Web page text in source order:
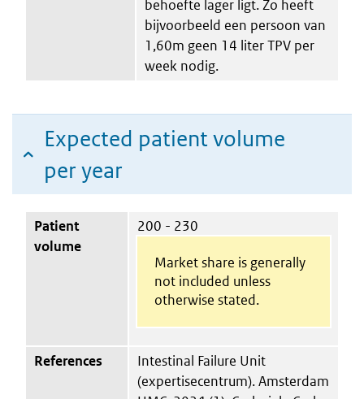
behoefte lager ligt. Zo heeft
bijvoorbeeld een persoon van
1,60m geen 14 liter TPV per
week nodig.
Expected patient volume
per year
Patient
volume
200 - 230
Market share is generally
not included unless
otherwise stated.
References
Intestinal Failure Unit
(expertisecentrum). Amsterdam